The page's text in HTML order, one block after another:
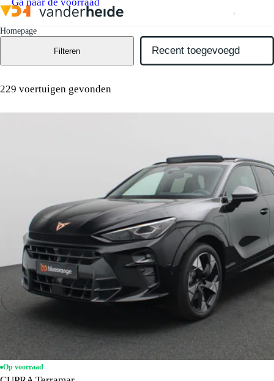
Homepage
229 voertuigen gevonden
Filteren
Op voorraad